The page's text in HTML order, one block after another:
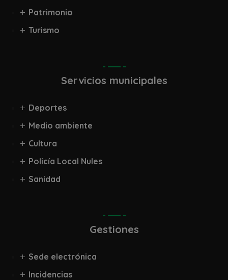
Patrimonio
Turismo
Servicios municipales
Deportes
Medio ambiente
Cultura
Policía Local Nules
Sanidad
Gestiones
Sede electrónica
Incidencias